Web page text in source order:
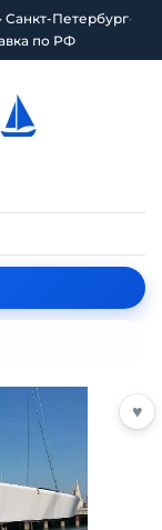
Санкт-Петербург·
по РФ
♥